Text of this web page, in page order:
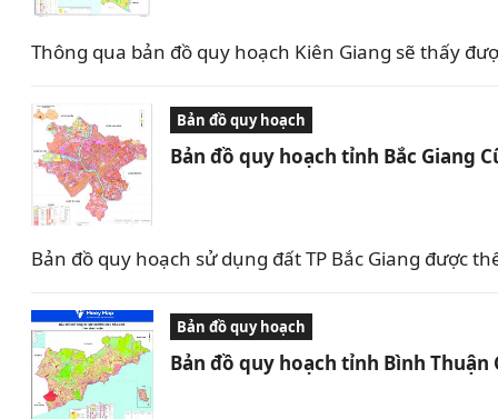
Thông qua bản đồ quy hoạch Kiên Giang sẽ thấy
Bản đồ quy hoạch
Bản đồ quy hoạch tỉnh Bắc Giang
Bản đồ quy hoạch sử dụng đất TP Bắc Giang được
Bản đồ quy hoạch
Bản đồ quy hoạch tỉnh Bình Thuận